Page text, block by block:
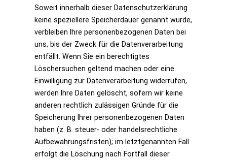
Soweit innerhalb dieser Datenschutzerklärung
keine speziellere Speicherdauer genannt wurde,
verbleiben Ihre personenbezogenen Daten bei
uns, bis der Zweck für die Datenverarbeitung
entfällt. Wenn Sie ein berechtigtes
Löschersuchen geltend machen oder eine
Einwilligung zur Datenverarbeitung widerrufen,
werden Ihre Daten gelöscht, sofern wir keine
anderen rechtlich zulässigen Gründe für die
Speicherung Ihrer personenbezogenen Daten
haben (z. B. steuer- oder handelsrechtliche
Aufbewahrungsfristen); im letztgenannten Fall
erfolgt die Löschung nach Fortfall dieser